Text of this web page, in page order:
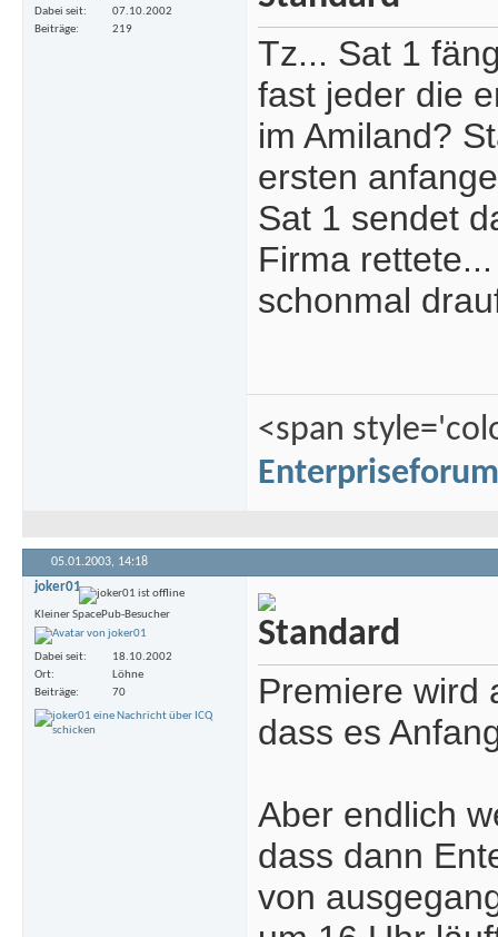
Dabei seit
07.10.2002
Beiträge
219
Tz... Sat 1
fast jeder die
im Amiland?
ersten
Sat 1 sendet
Firma
schonmal
<span
Enterpriseforum
05.01.2003, 14:18
joker01
Kleiner SpacePub-Besucher
Dabei seit
18.10.2002
Ort
Löhne
Beiträge
70
Premiere wird
dass es
Aber endlich
dass dann
von